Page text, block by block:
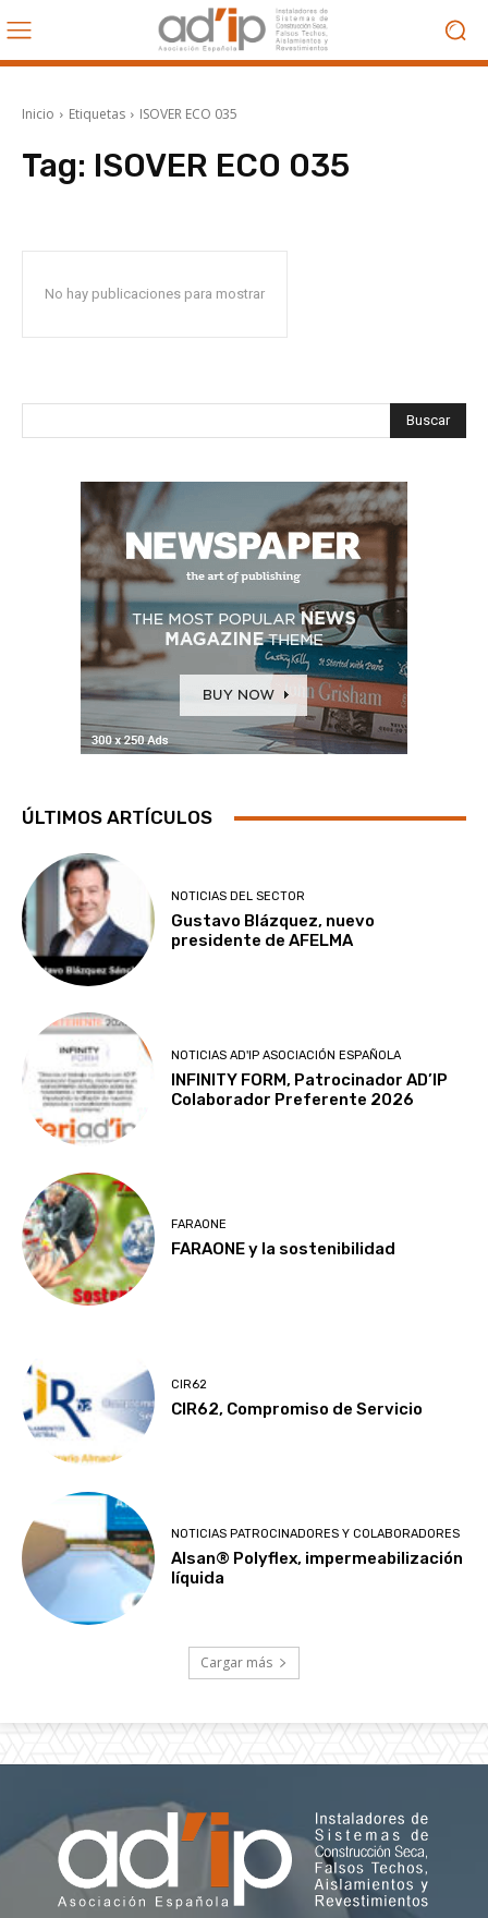
Inicio Etiquetas ISOVER ECO 035
Tag: ISOVER ECO 035
No hay publicaciones para mostrar
Buscar
ÚLTIMOS ARTÍCULOS
NOTICIAS DEL SECTOR
Gustavo Blázquez, nuevo
presidente de AFELMA
NOTICIAS AD'IP ASOCIACIÓN ESPAÑOLA
INFINITY FORM, Patrocinador AD’IP
Colaborador Preferente 2026
FARAONE
FARAONE y la sostenibilidad
CIR62
CIR62, Compromiso de Servicio
NOTICIAS PATROCINADORES Y COLABORADORES
Alsan® Polyflex, impermeabilización
líquida
Cargar más